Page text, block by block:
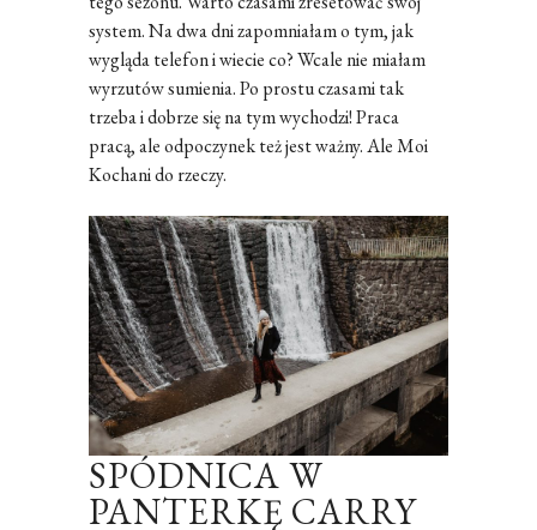
system. Na dwa dni zapomniałam o tym, jak
wygląda telefon i wiecie co? Wcale nie miałam
wyrzutów sumienia. Po prostu czasami tak
trzeba i dobrze się na tym wychodzi! Praca
pracą, ale odpoczynek też jest ważny. Ale Moi
Kochani do rzeczy.
SPÓDNICA W
PANTERKĘ CARRY